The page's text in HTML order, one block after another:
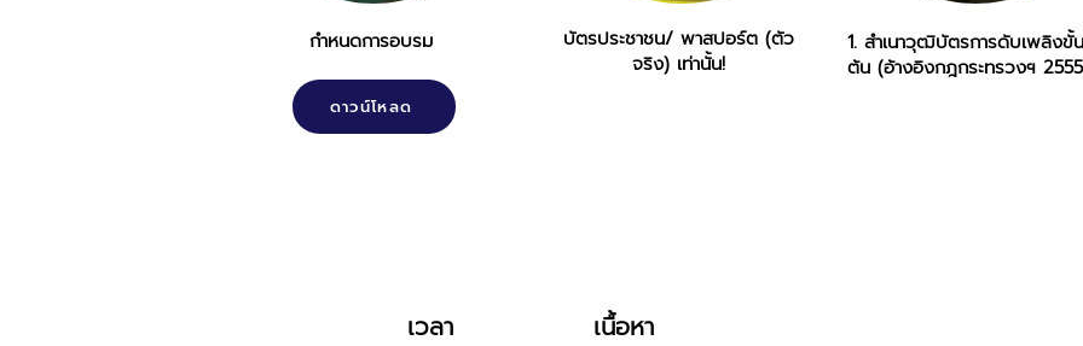
กำหนดการอบรม
ดาวน์โหลด
บัตรประชาชน/ พาสปอร์ต (ตัว
จริง) เท่านั้น!
1. สำเนาวุฒิบัตรการดับเพลิงขั้น
ต้น (อ้างอิงกฎกระทรวงฯ
เวลา เนื้อหา